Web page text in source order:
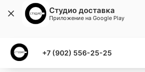
+7 (902) 556-25-25
Студио доставка
Приложение на Google Play